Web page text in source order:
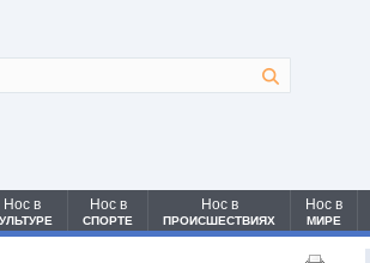
Нос в Нос в
СПОРТЕ
Нос в
ПРОИСШЕСТВИЯХ
Нос в
МИРЕ